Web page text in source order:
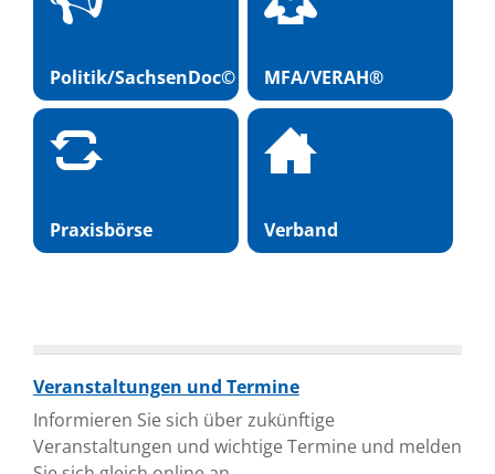
Politik/SachsenDoc© MFA/VERAH®
Praxisbörse Verband
Veranstaltungen und Termine
Informieren Sie sich über zukünftige
Veranstaltungen und wichtige Termine und melden